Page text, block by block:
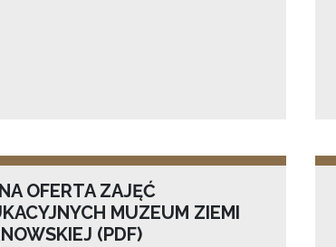
OFERTA ZAJĘĆ
MUZEUM ZIEMI
(PDF)